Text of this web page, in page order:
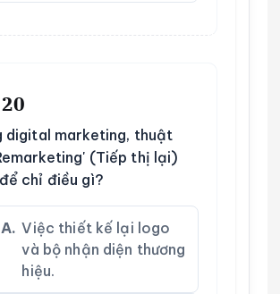
digital marketing, thuật
(Tiếp thị lại)
chỉ điều gì?
A. Việc thiết kế lại logo
và bộ nhận diện thương
hiệu.